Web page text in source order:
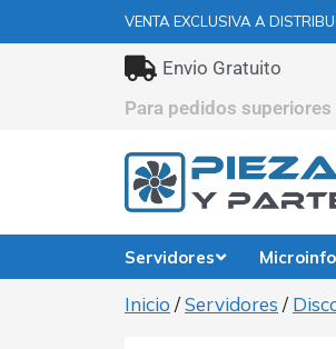
VENTA EXCLUSIVA A
Envio Gratuito
Para pedidos superiores
Servidores
Inicio /Servidores /